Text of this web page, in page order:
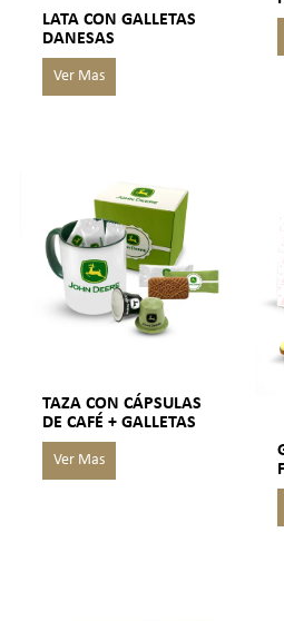
LATA CON GALLETAS
DANESAS
TAZA CON CÁPSULAS
DE CAFÉ + GALLETAS